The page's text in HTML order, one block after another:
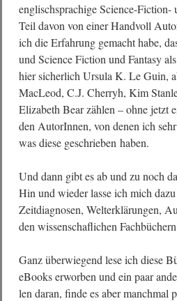
eng­lisch­spra­chi­ge Sci­ence-
Teil davon von einer Hand­voll
ich die Erfah­rung gemacht habe,
und Sci­ence Fic­tion und Fan­ta­sy
hier sicher­lich Ursu­la K. Le Guin,
MacLeod, C.J. Cher­ryh, Kim
Eliza­beth Bear zäh­len – ohne jetzt
den AutorIn­nen, von denen ich
was die­se geschrie­ben haben.
Und dann gibt es ab und zu noch
Hin und wie­der las­se ich mich
Zeit­dia­gno­sen, Welt­erklä­run­gen,
den wis­sen­schaf­li­chen
Ganz über­wie­gend lese ich die­se
eBooks erwor­ben und ein paar
len dar­an, fin­de es aber manch­mal